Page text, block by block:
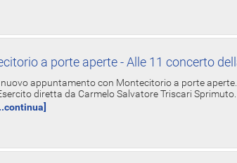
a porte aperte - Alle 11 concerto
appuntamento con Montecitorio a porte
diretta da Carmelo Salvatore Triscari